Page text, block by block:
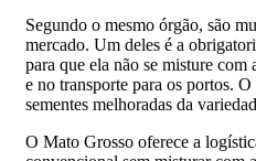
Segundo o mesmo órgão, são
mercado. Um deles é a
para que ela não se misture
e no transporte para os portos.
sementes melhoradas da
O Mato Grosso oferece a